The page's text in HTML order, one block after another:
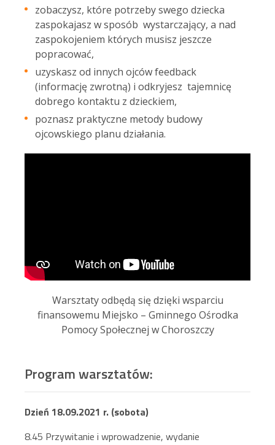
zobaczysz, które potrzeby swego dziecka
zaspokajasz w sposób wystarczający, a nad
zaspokojeniem których musisz jeszcze
popracować,
uzyskasz od innych ojców feedback
(informację zwrotną) i odkryjesz tajemnicę
dobrego kontaktu z dzieckiem,
poznasz praktyczne metody budowy
ojcowskiego planu działania.
Warsztaty odbędą się dzięki wsparciu
finansowemu Miejsko – Gminnego Ośrodka
Pomocy Społecznej w Choroszczy
Program warsztatów:
Dzień 18.09.2021 r. (sobota)
8.45 Przywitanie i wprowadzenie, wydanie